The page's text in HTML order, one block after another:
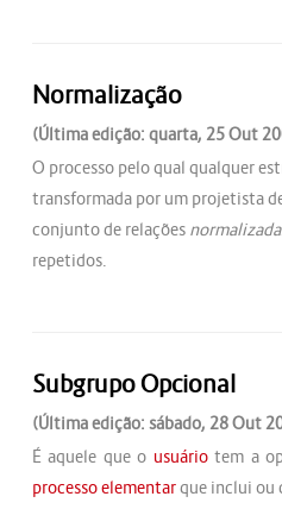
Normalização
(Última edição: quarta, 25 Out
O processo pelo qual qualquer
transformada por um projetista
conjunto de relações
repetidos.
Subgrupo Opcional
(Última edição: sábado, 28 Out
É aquele que o usuáriotem a
processo elementarque inclui ou